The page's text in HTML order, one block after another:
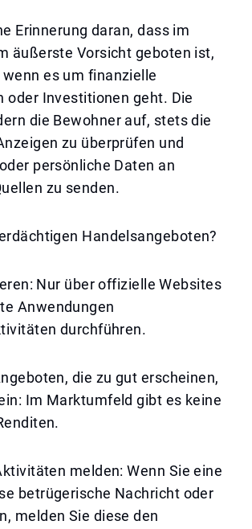
Erinnerung daran, dass im
äußerste Vorsicht geboten ist,
es um finanzielle
oder Investitionen geht. Die
die Bewohner auf, stets die
zu überprüfen und
persönliche Daten an
zu senden.
Handelsangeboten?
Nur über offizielle Websites
Anwendungen
durchführen.
die zu gut erscheinen,
Im Marktumfeld gibt es keine
melden: Wenn Sie eine
betrügerische Nachricht oder
melden Sie diese den